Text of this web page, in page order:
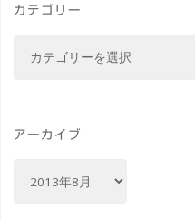
カテゴリー
ー
アーカイブ